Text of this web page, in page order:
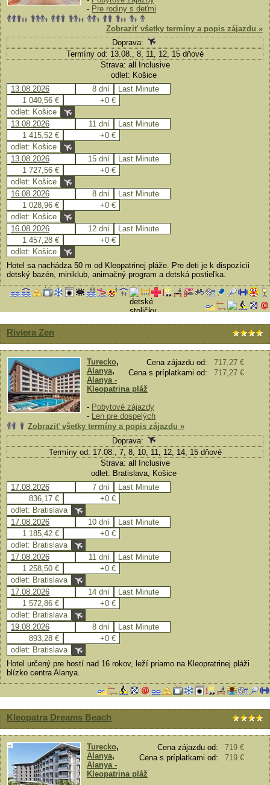
- Pre rodiny s deťmi
Zobraziť všetky termíny a popis zájazdu »
Doprava:
Termíny od: 13.08., 8, 11, 12, 15 dňové
Strava: all Inclusive
odlet: Košice
13.08.2026
8 dní
Last Minute
1 040,56 €
+0 €
odlet: Košice
13.08.2026
11 dní
Last Minute
1 415,52 €
+0 €
odlet: Košice
13.08.2026
15 dní
Last Minute
1 727,56 €
+0 €
odlet: Košice
16.08.2026
8 dní
Last Minute
1 028,96 €
+0 €
odlet: Košice
16.08.2026
12 dní
Last Minute
1 457,28 €
+0 €
odlet: Košice
Hotel sa nachádza 50 m od Kleopatrinej pláže. Pre deti je k dispozícii
detský bazén, miniklub, animačný program a detská postieľka.
Riviera Zen
Cena zájazdu od:
717,27 €
Cena s príplatkami od:
717,27 €
Turecko,
Alanya,
Alanya -
Kleopatrina pláž
- Pobytové zájazdy
- Len pre dospelých
Zobraziť všetky termíny a popis zájazdu »
Doprava:
Termíny od: 17.08., 7, 8, 10, 11, 12, 14, 15 dňové
Strava: all Inclusive
odlet: Bratislava, Košice
17.08.2026
7 dní
Last Minute
836,17 €
+0 €
odlet: Bratislava
17.08.2026
10 dní
Last Minute
1 185,42 €
+0 €
odlet: Bratislava
17.08.2026
11 dní
Last Minute
1 258,50 €
+0 €
odlet: Bratislava
17.08.2026
14 dní
Last Minute
1 572,86 €
+0 €
odlet: Bratislava
19.08.2026
8 dní
Last Minute
893,28 €
+0 €
odlet: Bratislava
Hotel určený pre hostí nad 16 rokov, leží priamo na Kleopratrinej pláži
blízko centra Alanya.
Kleopatra Dreams Beach
Cena zájazdu od:
719 €
Cena s príplatkami od:
719 €
Turecko,
Alanya,
Alanya -
Kleopatrina pláž